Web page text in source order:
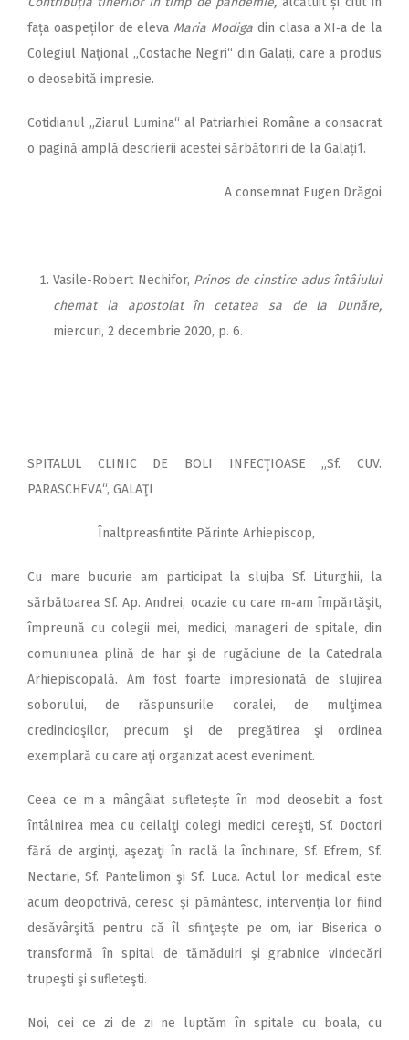
fața oaspeților de eleva Maria Modiga din clasa a XI‑a de la
Colegiul Național „Costache Negri“ din Galați, care a produs
o deosebită impresie.
Cotidianul „Ziarul Lumina“ al Patriarhiei Române a consacrat
o pagină amplă descrierii acestei sărbătoriri de la Galați1.
A consemnat Eugen Drăgoi
Vasile-Robert Nechifor, Prinos de cinstire adus întâiului
chemat la apostolat în cetatea sa de la Dunăre,
miercuri, 2 decembrie 2020, p. 6.
SPITALUL CLINIC DE BOLI INFECŢIOASE „Sf. CUV.
PARASCHEVA“, GALAŢI
Înaltpreasfintite Părinte Arhiepiscop,
Cu mare bucurie am participat la slujba Sf. Liturghii, la
sărbătoarea Sf. Ap. Andrei, ocazie cu care m‑am împărtăşit,
împreună cu colegii mei, medici, manageri de spitale, din
comuniunea plină de har şi de rugăciune de la Catedrala
Arhiepiscopală. Am fost foarte impresionată de slujirea
soborului, de răspunsurile coralei, de mulţimea
credincioşilor, precum şi de pregătirea şi ordinea
exemplară cu care aţi organizat acest eveniment.
Ceea ce m‑a mângâiat sufleteşte în mod deosebit a fost
întâlnirea mea cu ceilalţi colegi medici cereşti, Sf. Doctori
fără de arginţi, aşezaţi în raclă la închinare, Sf. Efrem, Sf.
Nectarie, Sf. Pantelimon şi Sf. Luca. Actul lor medical este
acum deopotrivă, ceresc şi pământesc, intervenţia lor fiind
desăvârşită pentru că îl sfinţeşte pe om, iar Biserica o
transformă în spital de tămăduiri şi grabnice vindecări
trupeşti şi sufleteşti.
Noi, cei ce zi de zi ne luptăm în spitale cu boala, cu